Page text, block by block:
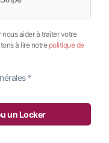
aider à traiter votre
à lire notre politique de
*
un Locker